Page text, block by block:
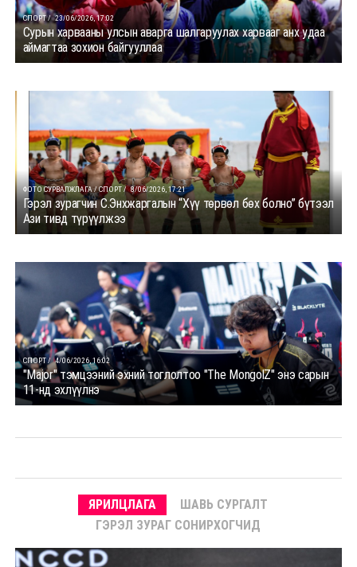
СПОРТ / 23/06/2026, 17:02
Сурын харвааны улсын аварга шалгаруулах харвааг анх удаа
аймагтаа зохион байгууллаа
ФОТО СУРВАЛЖЛАГА / СПОРТ / 8/06/2026, 17:21
Гэрэл зурагчин С.Энхжаргалын “Хүү төрвөл бөх болно” бүтээл
Ази тивд түрүүлжээ
СПОРТ / 4/06/2026, 16:02
"Major" тэмцээний эхний тоглолтоо "The MongolZ" энэ сарын
11-нд эхлүүлнэ
ЯРИЛЦЛАГА
ШАВЬ СУРГАЛТ
ГЭРЭЛ ЗУРАГ СОНИРХОГЧИД